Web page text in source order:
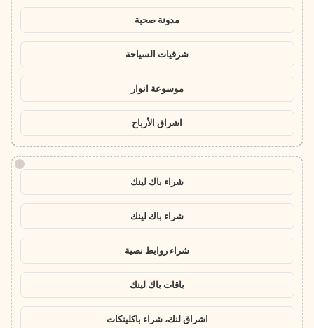
مدونة صحبة
شرقيات السياحة
موسوعة انوار
اشراق الأرباح
!
شراء باك لينك
شراء باك لينك
شراء روابط نصية
باقات باك لينك
اشراق لنك، شراء باكلينكات